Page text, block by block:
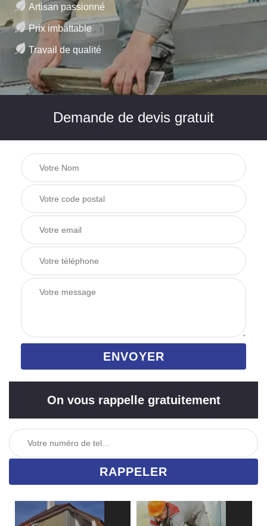
Artisan passionné
Prix imbattable
Travail de qualité
Demande de devis gratuit
On vous rappelle gratuitement